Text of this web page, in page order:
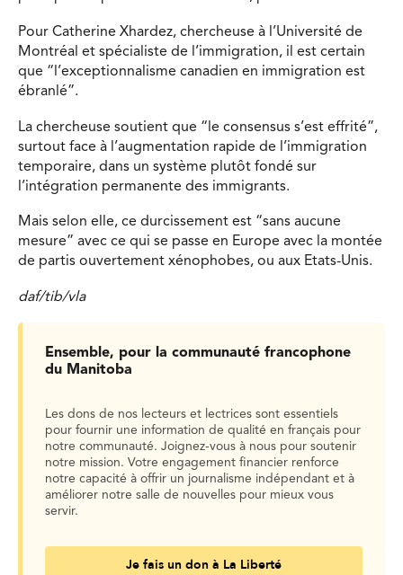
Pour Catherine Xhardez, chercheuse à l’Université de
Montréal et spécialiste de l’immigration, il est certain
que “l’exceptionnalisme canadien en immigration est
ébranlé”.
La chercheuse soutient que “le consensus s’est effrité”,
surtout face à l’augmentation rapide de l’immigration
temporaire, dans un système plutôt fondé sur
l’intégration permanente des immigrants.
Mais selon elle, ce durcissement est “sans aucune
mesure” avec ce qui se passe en Europe avec la montée
de partis ouvertement xénophobes, ou aux Etats-Unis.
daf/tib/vla
Ensemble, pour la communauté francophone
du Manitoba
Les dons de nos lecteurs et lectrices sont essentiels
pour fournir une information de qualité en français pour
notre communauté. Joignez-vous à nous pour soutenir
notre mission. Votre engagement financier renforce
notre capacité à offrir un journalisme indépendant et à
améliorer notre salle de nouvelles pour mieux vous
servir.
Je fais un don à La Liberté